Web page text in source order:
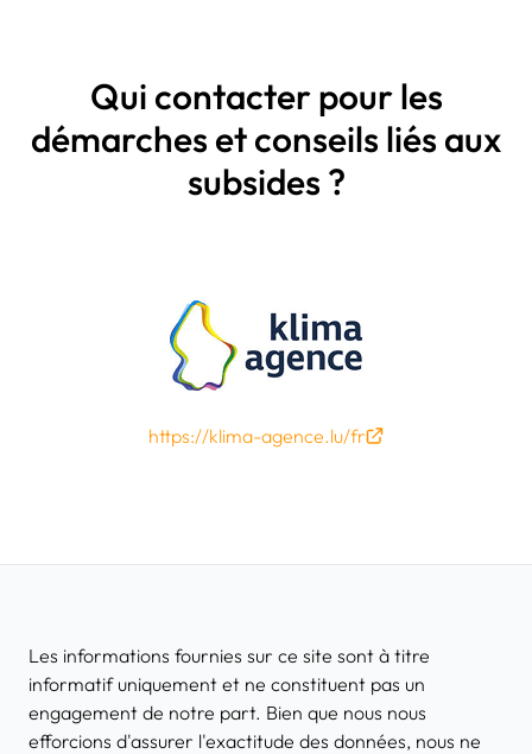
Qui contacter pour les
démarches et conseils liés aux
subsides ?
https://klima-agence.lu/fr
Les informations fournies sur ce site sont à titre
informatif uniquement et ne constituent pas un
engagement de notre part. Bien que nous nous
efforcions d'assurer l'exactitude des données, nous ne